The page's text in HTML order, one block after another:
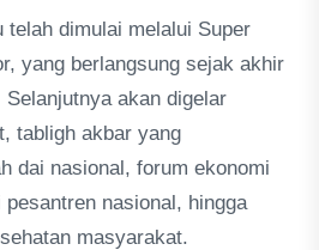
telah dimulai melalui Super
yang berlangsung sejak akhir
akan digelar
tabligh akbar yang
dai nasional, forum ekonomi
nasional, hingga
masyarakat.